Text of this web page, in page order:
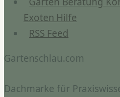
Exoten Hilfe
RSS Feed
Gartenschlau.com
Dachmarke für